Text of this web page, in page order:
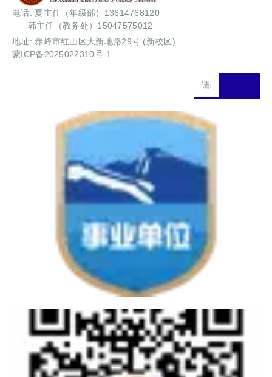
电话: 夏主任（年级部）13614768120
韩主任（教务处）15047575012
地址: 赤峰市红山区大新地路29号 (新校区)
蒙ICP备2025022310号-1